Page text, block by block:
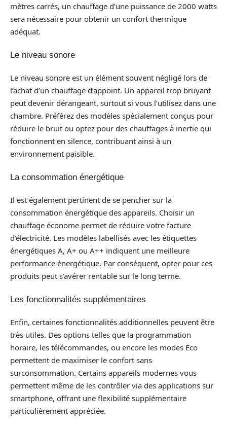
mètres carrés, un chauffage d’une puissance de 2000 watts
sera nécessaire pour obtenir un confort thermique
adéquat.
Le niveau sonore
Le niveau sonore est un élément souvent négligé lors de
l’achat d’un chauffage d’appoint. Un appareil trop bruyant
peut devenir dérangeant, surtout si vous l’utilisez dans une
chambre. Préférez des modèles spécialement conçus pour
réduire le bruit ou optez pour des chauffages à inertie qui
fonctionnent en silence, contribuant ainsi à un
environnement paisible.
La consommation énergétique
Il est également pertinent de se pencher sur la
consommation énergétique des appareils. Choisir un
chauffage économe permet de réduire votre facture
d’électricité. Les modèles labellisés avec les étiquettes
énergétiques A, A+ ou A++ indiquent une meilleure
performance énergétique. Par conséquent, opter pour ces
produits peut s’avérer rentable sur le long terme.
Les fonctionnalités supplémentaires
Enfin, certaines fonctionnalités additionnelles peuvent être
très utiles. Des options telles que la programmation
horaire, les télécommandes, ou encore les modes Eco
permettent de maximiser le confort sans
surconsommation. Certains appareils modernes vous
permettent même de les contrôler via des applications sur
smartphone, offrant une flexibilité supplémentaire
particulièrement appréciée.